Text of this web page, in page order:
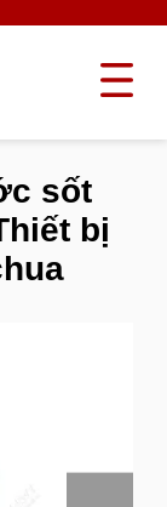
sốt
bị